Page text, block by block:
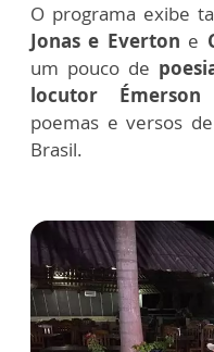
O programa exibe
Jonas e Everton e
um pouco de
locutor Émerson
poemas e versos
Brasil.